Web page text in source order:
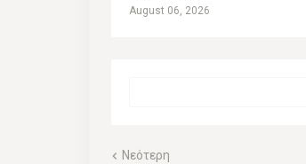
August 06, 2026
Νεότερη